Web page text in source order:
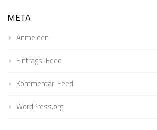
META
Anmelden
Eintrags-Feed
Kommentar-Feed
WordPress.org